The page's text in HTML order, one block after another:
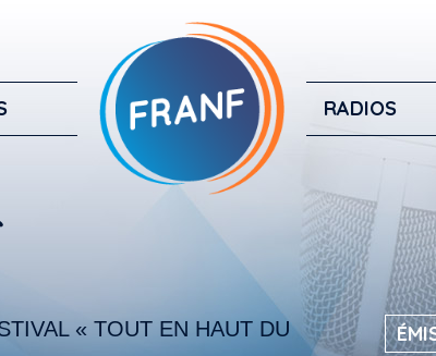
RADIOS
« TOUT EN HAUT DU